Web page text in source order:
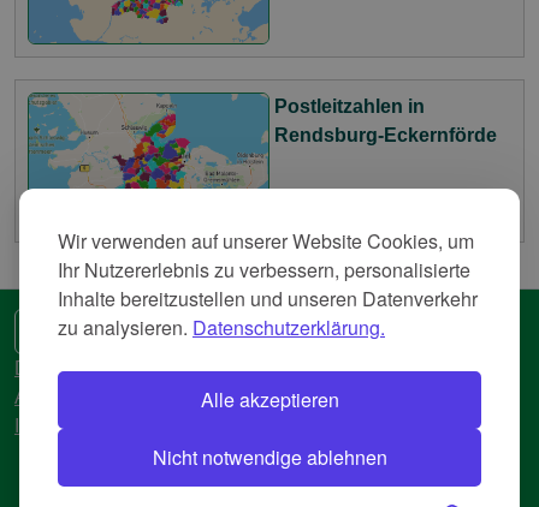
Wir verwenden auf unserer Website Cookies, um
Ihr Nutzererlebnis zu verbessern, personalisierte
Inhalte bereitzustellen und unseren Datenverkehr
zu analysieren. Datenschutzerklärung.
Alle akzeptieren
Nicht notwendige ablehnen
Postleitzahlen in
Rendsburg-Eckernförde
🌍 Eine andere Sprache
Datenschutzerkläreung
AGB
Impressum
© 2018-2026 AtlasBig.com